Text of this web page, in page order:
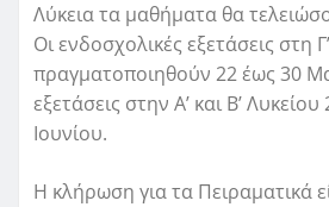
Λύκεια τα μαθήματα θα
Οι ενδοσχολικές εξετάσεις στη
πραγματοποιηθούν 22 έως 30
εξετάσεις στην Α’ και Β’
Ιουνίου.
Η κλήρωση για τα Πειραματικά